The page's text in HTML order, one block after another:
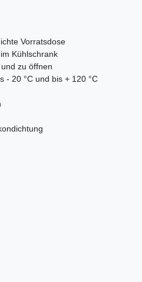
Vorratsdose
Kühlschrank
zu öffnen
- 20 °C und bis + 120 °C